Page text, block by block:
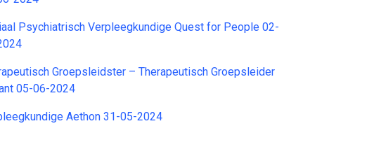
Psychiatrisch Verpleegkundige Quest for People 02-
Groepsleidster – Therapeutisch Groepsleider
05-06-2024
Aethon 31-05-2024